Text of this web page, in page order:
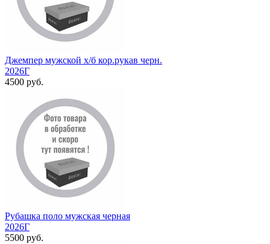
Джемпер мужской х/б кор.рукав черн.
2026Г
4500 руб.
Рубашка поло мужская черная
2026Г
5500 руб.